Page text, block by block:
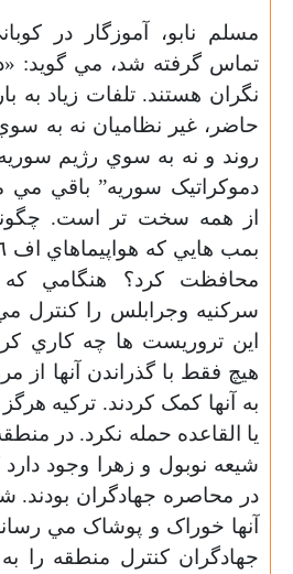
مسلم نابو، آموزگار در
تماس گرفته شد، مي گويد:
نگران هستند. تلفات زياد به
حاضر، غير نظاميان نه به
روند و نه به سوي رژيم
دموکراتيک سوريه” باقي مي
از همه سخت تر است. چگونه
محافظت کرد؟ هنگامي
سرکنيه وجرابلس را کنترل
اين تروريست ها چه کاري
هيچ فقط با گذراندن آنها از
به آنها کمک کردند. ترکيه
يا القاعده حمله نکرد. در
شيعه نوبول و زهرا وجود
در محاصره جهادگران بودند.
آنها خوراک و پوشاک مي
جهادگران کنترل منطقه را